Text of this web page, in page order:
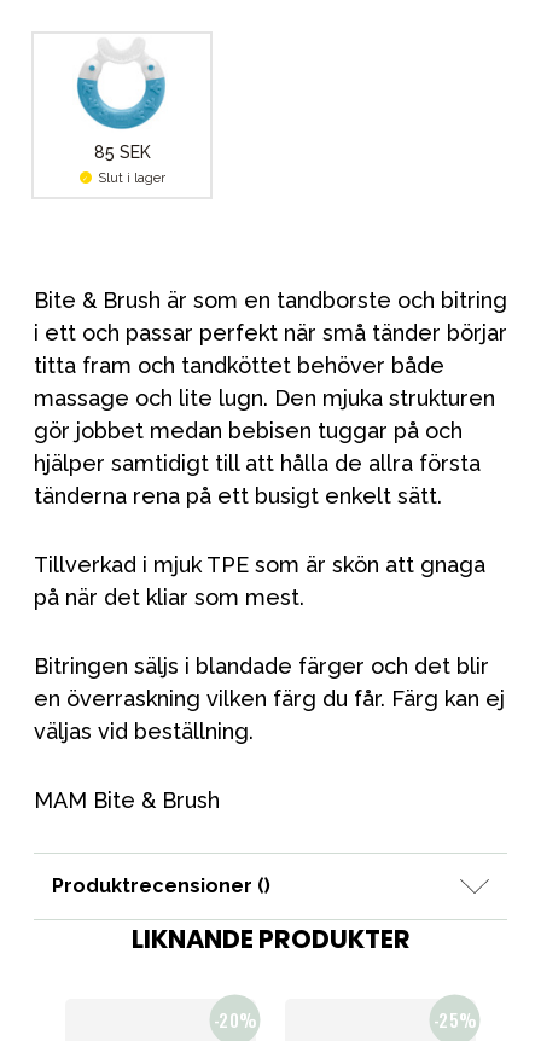
85 SEK
Slut i lager
Bite & Brush är som en tandborste och bitring
i ett och passar perfekt när små tänder börjar
titta fram och tandköttet behöver både
massage och lite lugn. Den mjuka strukturen
gör jobbet medan bebisen tuggar på och
hjälper samtidigt till att hålla de allra första
tänderna rena på ett busigt enkelt sätt.
Tillverkad i mjuk TPE som är skön att gnaga
på när det kliar som mest.
Bitringen säljs i blandade färger och det blir
en överraskning vilken färg du får. Färg kan ej
väljas vid beställning.
MAM Bite & Brush
Produktrecensioner ()
LIKNANDE PRODUKTER